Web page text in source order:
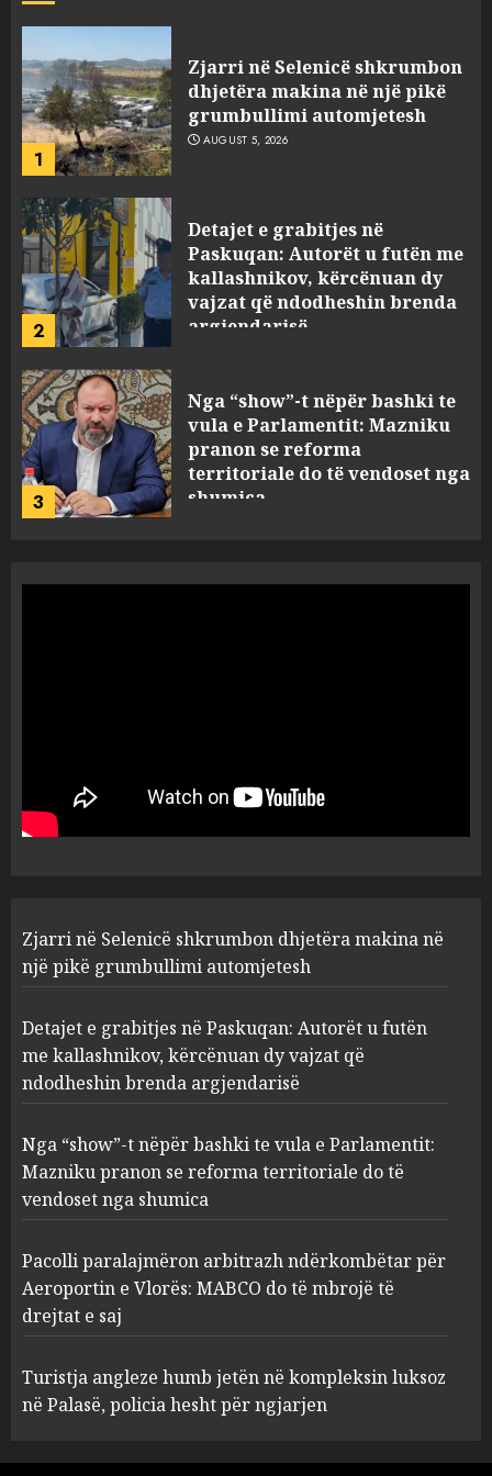
2
Detajet e grabitjes në
Paskuqan: Autorët u futën me
kallashnikov, kërcënuan dy
vajzat që ndodheshin brenda
3
Nga “show”-t nëpër bashki te
vula e Parlamentit: Mazniku
pranon se reforma
territoriale do të vendoset nga
shumica
4
Pacolli paralajmëron
arbitrazh ndërkombëtar për
Aeroportin e Vlorës: MABCO
do të mbrojë të drejtat e saj
AUGUST 5, 2026
1
grumbullimi automjetesh
2
Paskuqan: Autorët u futën me
kallashnikov, kërcënuan dy
vajzat që ndodheshin brenda
AUGUST 5, 2026
Nga “show”-t nëpër bashki te
vula e Parlamentit: Mazniku
pranon se reforma
territoriale do të vendoset nga
shumica
AUGUST 5, 2026
Pacolli paralajmëron
arbitrazh ndërkombëtar për
Aeroportin e Vlorës: MABCO
do të mbrojë të drejtat e saj
Zjarri në Selenicë shkrumbon dhjetëra makina në
një pikë grumbullimi automjetesh
Detajet e grabitjes në Paskuqan: Autorët u futën
me kallashnikov, kërcënuan dy vajzat që
ndodheshin brenda argjendarisë
Nga “show”-t nëpër bashki te vula e Parlamentit:
Mazniku pranon se reforma territoriale do të
vendoset nga shumica
Pacolli paralajmëron arbitrazh ndërkombëtar për
Aeroportin e Vlorës: MABCO do të mbrojë të
drejtat e saj
Turistja angleze humb jetën në kompleksin luksoz
në Palasë, policia hesht për ngjarjen